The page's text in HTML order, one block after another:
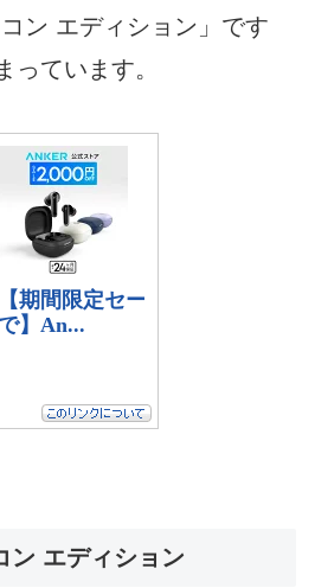
ン エディション」です
っています。
ン エディション